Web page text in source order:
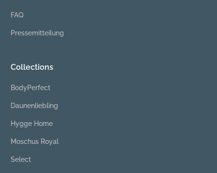
FAQ
Pressemitteilung
Collections
BodyPerfect
Daunenliebling
Hygge Home
Moschus Royal
Select